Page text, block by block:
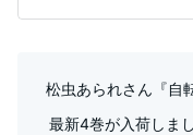
松虫あられさん『自
最新4巻が入荷しま